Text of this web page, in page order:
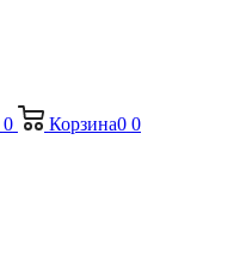
0 Корзина0 0